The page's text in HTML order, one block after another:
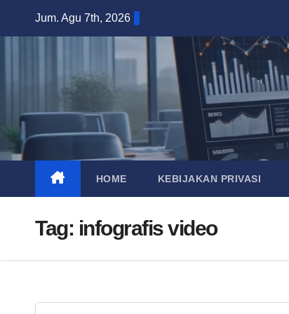
Jum. Agu 7th, 2026
HOME KEBIJAKAN PRIVASI
Tag: infografis video